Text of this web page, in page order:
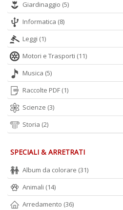
Giardinaggio (5)
Informatica (8)
Leggi (1)
Motori e Trasporti (11)
Musica (5)
Raccolte PDF (1)
Scienze (3)
Storia (2)
SPECIALI & ARRETRATI
Album da colorare (31)
Animali (14)
Arredamento (36)